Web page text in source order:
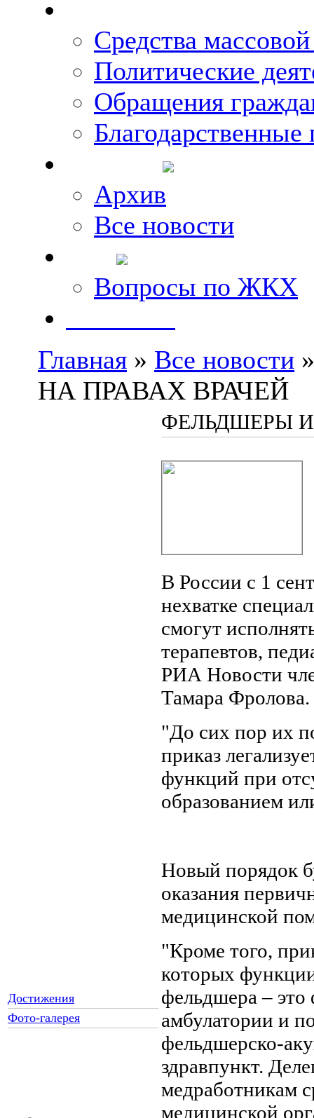
Средства
Политические
Обращения
Благодарственные
Архив
Все новости
Вопросы по ЖКХ
Главная » Все новости
НА ПРАВАХ ВРАЧЕЙ
Достижения
Фото-галерея
ФЕЛЬДШЕРЫ
В России с 1
нехватке
смогут
терапевтов,
РИА Новости
Тамара Фролова.
"До сих пор их
приказ
функций при
образованием
Новый порядок
оказания
медицинской
"Кроме того,
которых
фельдшера –
амбулатории и
фельдшерско-
здравпункт.
медработникам
медицинской